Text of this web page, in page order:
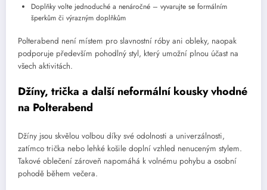
Doplňky volte jednoduché a nenáročné – vyvarujte se formálním
šperkům či výrazným doplňkům
Polterabend není místem pro slavnostní róby ani obleky, naopak
podporuje především pohodlný styl, který umožní plnou účast na
všech aktivitách.
Džíny, trička a další neformální kousky vhodné
na Polterabend
Džíny jsou skvělou volbou díky své odolnosti a univerzálnosti,
zatímco trička nebo lehké košile doplní vzhled nenuceným stylem.
Takové oblečení zároveň napomáhá k volnému pohybu a osobní
pohodě během večera.